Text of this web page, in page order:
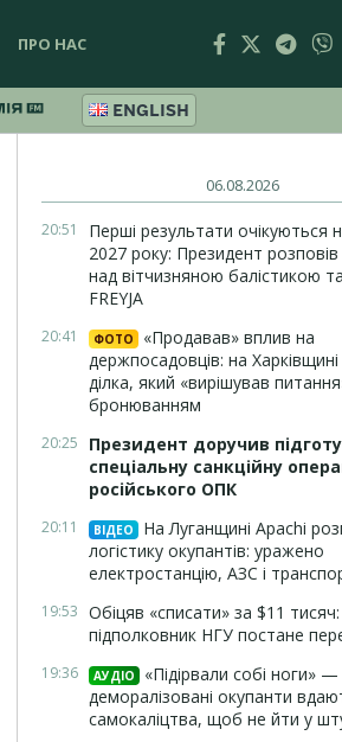
ПРО НАС
ENGLISH
06.08.2026
20:51
Перші результати очікуються
2027 року: Президент
над вітчизняною балістикою
FREYJA
20:41 ФОТО
«Продавав» вплив на
держпосадовців: на
ділка, який «вирішував
бронюванням
20:25
Президент доручив
спеціальну санкційну
російського ОПК
20:11 ВІДЕО
На Луганщині Apachi
логістику окупантів: уражено
електростанцію, АЗС і
19:53 Обіцяв «списати» за $11 тисяч:
підполковник НГУ постане
19:36 АУДІО
«Підірвали собі ноги» —
деморалізовані окупанти
самокаліцтва, щоб не йти у